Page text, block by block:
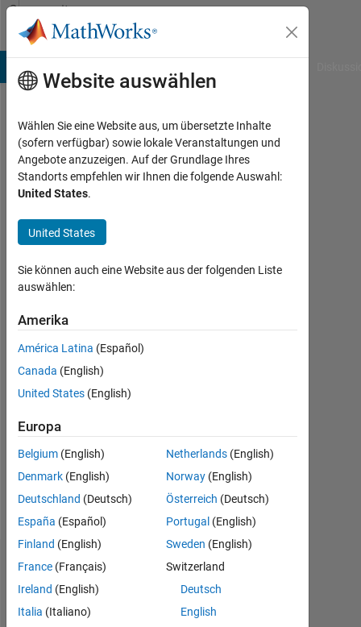
Weiter zum Inhalt
Community
Profile
Krist
Mak
Last
etwa
6
Jahre
Aktiv
seit
2020
0
Following:
0
Follow
Dashboard
Statistik
Website auswählen
Wählen Sie eine Website aus, um übersetzte Inhalte
(sofern verfügbar) sowie lokale Veranstaltungen und
Angebote anzuzeigen. Auf der Grundlage Ihres
Standorts empfehlen wir Ihnen die folgende Auswahl:
United States.
United States
Sie können auch eine Website aus der folgenden Liste
auswählen:
Amerika
América Latina (Español)
Canada (English)
United States (English)
Europa
Belgium (English)
Denmark (English)
Deutschland (Deutsch)
España (Español)
Finland (English)
France (Français)
Ireland (English)
Italia (Italiano)
Netherlands (English)
Norway (English)
Österreich (Deutsch)
Portugal (English)
Sweden (English)
Switzerland
Deutsch
English